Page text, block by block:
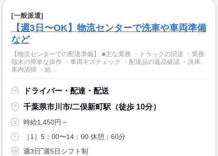
[一般派遣]
【週3日〜OK】物流センターで洗車や車両準備
など
【物流センターでの配達準備】 ■主な業務 ・トラックの回送 ・業務
端末の簡単な操作 ・車両キズチェック ・配達品の返品確認 ・洗車、
車内清掃 ・給...
ドライバー・配達・配送
千葉県市川市/二俣新町駅（徒歩 10分）
時給1,450円～
［1］5：00〜14：00 休憩：60分
週3日‾週5日シフト制